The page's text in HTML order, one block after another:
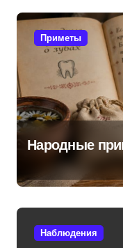
Приметы
Народные
Наблюдения